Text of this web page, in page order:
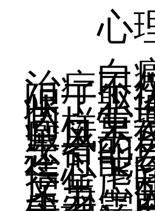
心理
白癜
治疗不
限于躯
状，心
同样重
癜风不
患者的
还可能
信心下
交焦虑
压力。